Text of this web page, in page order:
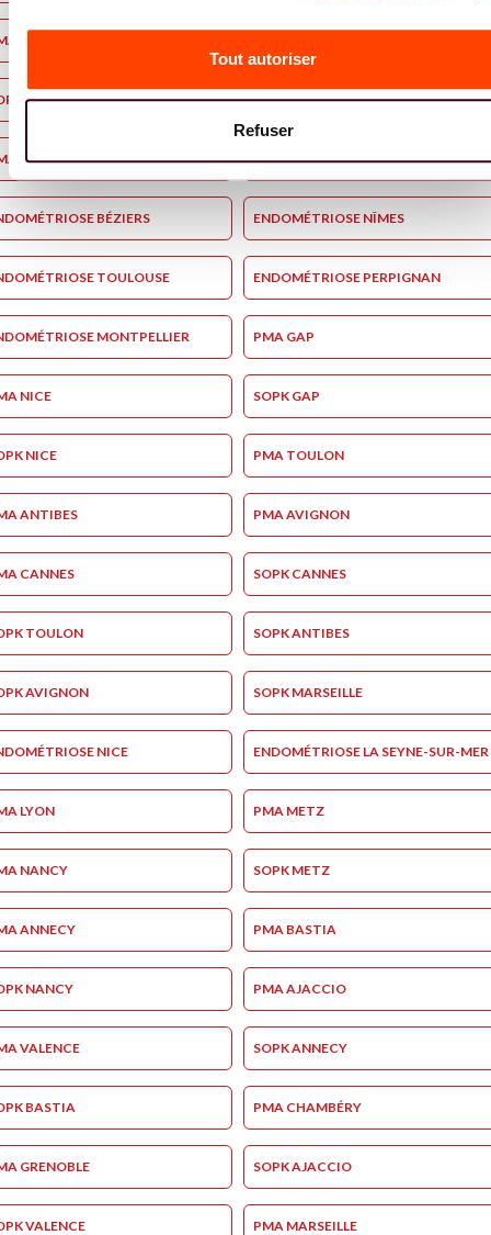
Tout autoriser
Refuser
BÉZIERS
PERPIGNAN PMA PERPIGNAN
MONTPELLIER SOPK MONTPELLIER
BÉZIERS ENDOMÉTRIOSE NÎMES
TOULOUSE ENDOMÉTRIOSE PERPIGNAN
MONTPELLIER PMA GAP
NICE SOPK GAP
NICE PMA TOULON
ANTIBES PMA AVIGNON
CANNES SOPK CANNES
TOULON SOPK ANTIBES
AVIGNON SOPK MARSEILLE
NICE ENDOMÉTRIOSE LA SEYNE-SUR-MER
LYON PMA METZ
NANCY SOPK METZ
ANNECY PMA BASTIA
NANCY PMA AJACCIO
VALENCE SOPK ANNECY
BASTIA PMA CHAMBÉRY
GRENOBLE SOPK AJACCIO
VALENCE PMA MARSEILLE